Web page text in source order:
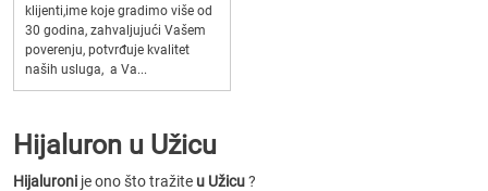
klijenti,ime koje gradimo više od
30 godina, zahvaljujući Vašem
poverenju, potvrđuje kvalitet
naših usluga, a Va...
Hijaluron u Užicu
Hijaluroni je ono što tražite u Užicu?